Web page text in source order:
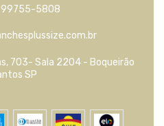
99755-5808
703- Sala 2204 - Boqueirão
SP